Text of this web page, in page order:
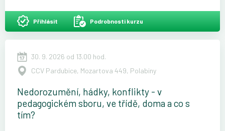
Přihlásit Podrobnosti kurzu
30. 9. 2026 od 13.00 hod.
CCV Pardubice, Mozartova 449, Polabiny
Nedorozumění, hádky, konflikty - v
pedagogickém sboru, ve třídě, doma a co s
tím?